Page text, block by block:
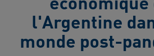
économique
l'Argentine
monde post-